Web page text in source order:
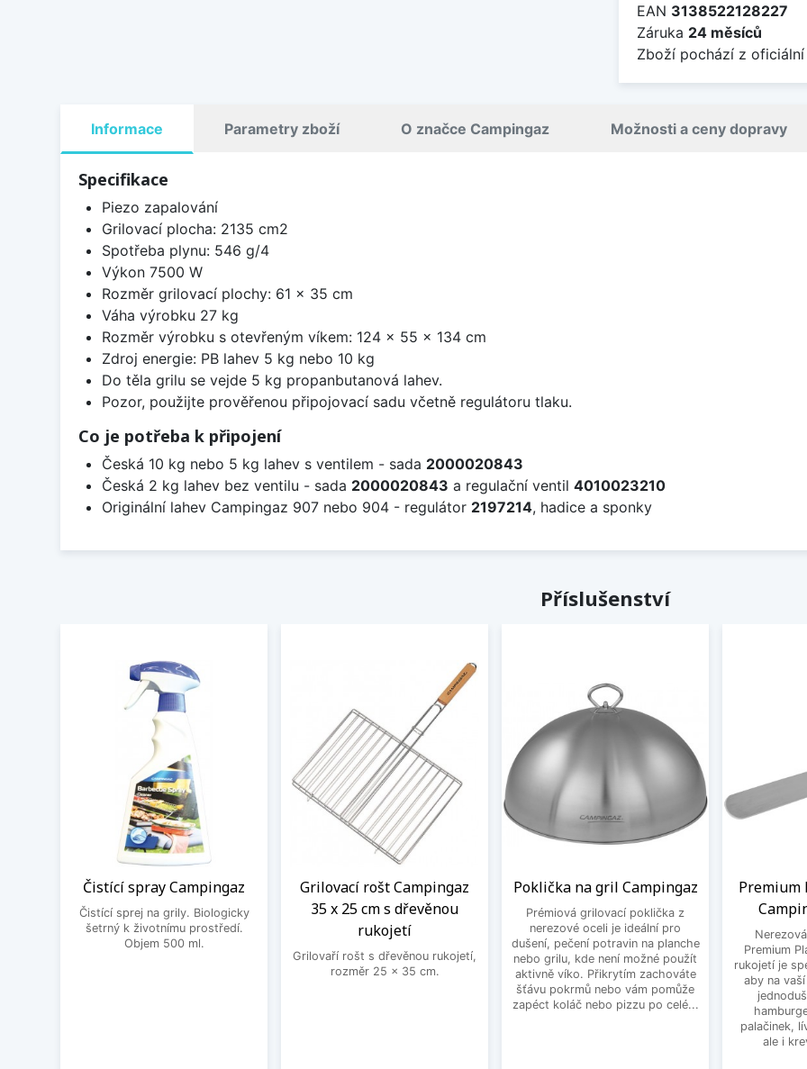
EAN 3138522128227
Záruka 24 měsíců
Zboží pochází z
Informace Parametry zboží O značce Campingaz Možnosti a ceny dopravy
Specifikace
Piezo zapalování
Grilovací plocha: 2135 cm2
Spotřeba plynu: 546 g/4
Výkon 7500 W
Rozměr grilovací plochy: 61 x 35 cm
Váha výrobku 27 kg
Rozměr výrobku s otevřeným víkem: 124 x 55 x 134 cm
Zdroj energie: PB lahev 5 kg nebo 10 kg
Do těla grilu se vejde 5 kg propanbutanová lahev.
Pozor, použijte prověřenou připojovací sadu včetně regulátoru tlaku.
Co je potřeba k připojení
Česká 10 kg nebo 5 kg lahev s ventilem - sada 2000020843
Česká 2 kg lahev bez ventilu - sada 2000020843 a regulační ventil 4010023210
Originální lahev Campingaz 907 nebo 904 - regulátor 2197214, hadice a sponky
Příslušenství
Čistící spray Campingaz
Čistící sprej na grily. Biologicky
šetrný k životnímu prostředí.
Objem 500 ml.
Grilovací rošt Campingaz
35 x 25 cm s dřevěnou
rukojetí
Grilovaří rošt s dřevěnou rukojetí,
rozměr 25 x 35 cm.
Poklička na gril Campingaz
Prémiová grilovací poklička z
nerezové oceli je ideální pro
dušení, pečení potravin na planche
nebo grilu, kde není možné použít
aktivně víko. Přikrytím zachováte
šťávu pokrmů nebo vám pomůže
zapéct koláč nebo pizzu po celé...
Premium
Premium
rukojetí je
aby na
palačinek,
ale i